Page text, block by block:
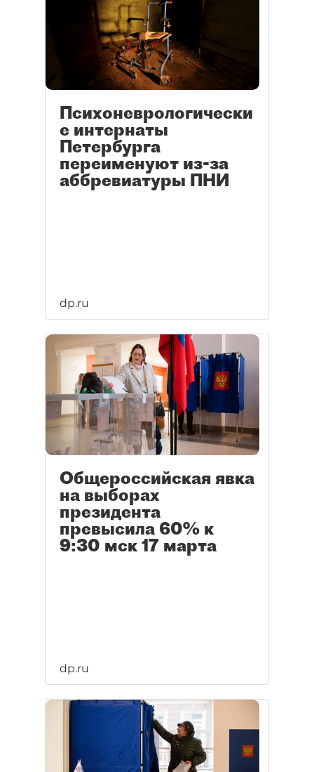
Психоневрологически
е интернаты
Петербурга
переименуют из-за
аббревиатуры ПНИ
dp.ru
Общероссийская явка
на выборах
президента
превысила 60% к
9:30 мск 17 марта
dp.ru